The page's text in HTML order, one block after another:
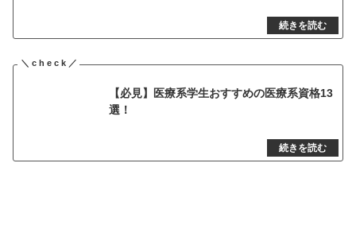
【必見】医療系学生おすすめの医療系資格13
選！